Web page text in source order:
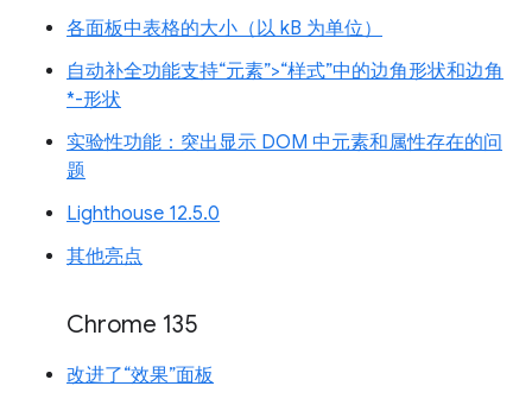
各面板中表格的大小（以 kB 为单位）
自动补全功能支持“元素”>“样式”中的边角形状和边角
*-形状
实验性功能：突出显示 DOM 中元素和属性存在的问
题
Lighthouse 12.5.0
其他亮点
Chrome 135
改进了“效果”面板